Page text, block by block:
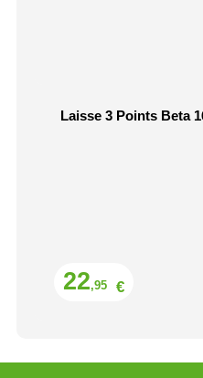
Laisse 3 Points Beta
22,95 €